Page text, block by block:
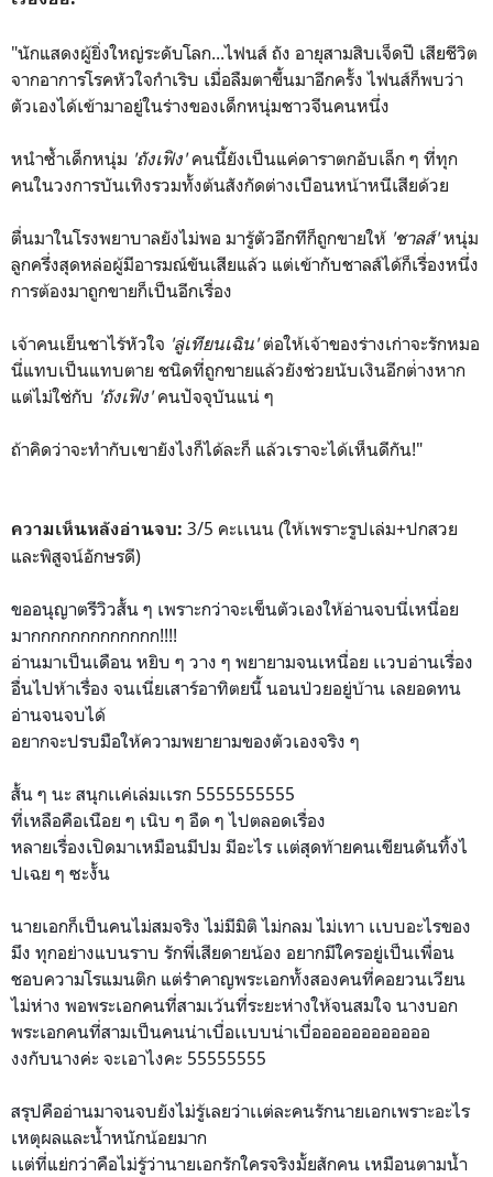
"นักแสดงผู้ยิ่งใหญ่ระดับโลก...ไฟนส์ ถัง อายุสามสิบเจ็ดปี เสียชีวิต
จากอาการโรคหัวใจกำเริบ เมื่อลืมตาขึ้นมาอีกครั้ง ไฟนส์ก็พบว่า
ตัวเองได้เข้ามาอยู่ในร่างของเด็กหนุ่มชาวจีนคนหนึ่ง
หนำซ้ำเด็กหนุ่ม 'ถังเฟิง'คนนี้ยังเป็นแค่ดาราตกอับเล็ก ๆ ที่ทุก
คนในวงการบันเทิงรวมทั้งต้นสังกัดต่างเบือนหน้าหนีเสียด้วย
ตื่นมาในโรงพยาบาลยังไม่พอ มารู้ตัวอีกทีก็ถูกขายให้ 'ชาลส์'หนุ่ม
ลูกครึ่งสุดหล่อผู้มีอารมณ์ขันเสียแล้ว แต่เข้ากับชาลส์ได้ก็เรื่องหนึ่ง
การต้องมาถูกขายก็เป็นอีกเรื่อง
เจ้าคนเย็นชาไร้หัวใจ 'ลู่เทียนเฉิน'ต่อให้เจ้าของร่างเก่าจะรักหมอ
นี่แทบเป็นแทบตาย ชนิดที่ถูกขายแล้วยังช่วยนับเงินอีกต่่างหาก
แต่ไม่ใช่กับ 'ถังเฟิง'คนปัจจุบันแน่ ๆ
ถ้าคิดว่าจะทำกับเขายังไงก็ได้ละก็ แล้วเราจะได้เห็นดีกัน!"
ความเห็นหลังอ่านจบ: 3/5 คะเเนน (ให้เพราะรูปเล่ม+ปกสวย
และพิสูจน์อักษรดี)
ขออนุญาตรีวิวสั้น ๆ เพราะกว่าจะเข็นตัวเองให้อ่านจบนี่เหนื่อย
มากกกกกกกกกกกกก!!!!
อ่านมาเป็นเดือน หยิบ ๆ วาง ๆ พยายามจนเหนื่อย เเวบอ่านเรื่อง
อื่นไปห้าเรื่อง จนเนี่ยเสาร์อาทิตยนี้ นอนป่วยอยู่บ้าน เลยอดทน
อ่านจนจบได้
อยากจะปรบมือให้ความพยายามของตัวเองจริง ๆ
สั้น ๆ นะ สนุกเเค่เล่มเเรก 5555555555
ที่เหลือคือเนือย ๆ เนิบ ๆ อืด ๆ ไปตลอดเรื่อง
หลายเรื่องเปิดมาเหมือนมีปม มีอะไร เเต่สุดท้ายคนเขียนดันทิ้งไ
ปเฉย ๆ ซะงั้น
นายเอกก็เป็นคนไม่สมจริง ไม่มีมิติ ไม่กลม ไม่เทา เเบบอะไรของ
มึง ทุกอย่างแบนราบ รักพี่เสียดายน้อง อยากมีใครอยู่เป็นเพื่อน
ชอบความโรแมนติก แต่รำคาญพระเอกทั้งสองคนที่คอยวนเวียน
ไม่ห่าง พอพระเอกคนที่สามเว้นที่ระยะห่างให้จนสมใจ นางบอก
พระเอกคนที่สามเป็นคนน่าเบื่อเเบบน่าเบื่ออออออออออออ
งงกับนางค่ะ จะเอาไงคะ 55555555
สรุปคืออ่านมาจนจบยังไม่รู้เลยว่าเเต่ละคนรักนายเอกเพราะอะไร
เหตุผลและน้ำหนักน้อยมาก
เเต่ที่แย่กว่าคือไม่รู้ว่านายเอกรักใครจริงมั้ยสักคน เหมือนตามน้ำ